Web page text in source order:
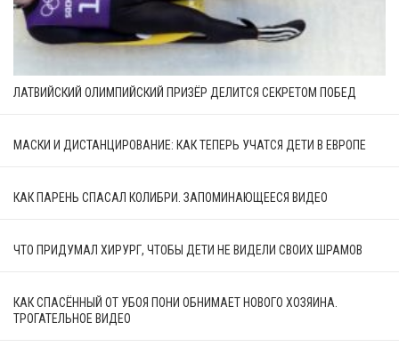
ЛАТВИЙСКИЙ ОЛИМПИЙСКИЙ ПРИЗЁР ДЕЛИТСЯ СЕКРЕТОМ ПОБЕД
МАСКИ И ДИСТАНЦИРОВАНИЕ: КАК ТЕПЕРЬ УЧАТСЯ ДЕТИ В ЕВРОПЕ
КАК ПАРЕНЬ СПАСАЛ КОЛИБРИ. ЗАПОМИНАЮЩЕЕСЯ ВИДЕО
ЧТО ПРИДУМАЛ ХИРУРГ, ЧТОБЫ ДЕТИ НЕ ВИДЕЛИ СВОИХ ШРАМОВ
КАК СПАСЁННЫЙ ОТ УБОЯ ПОНИ ОБНИМАЕТ НОВОГО ХОЗЯИНА.
ТРОГАТЕЛЬНОЕ ВИДЕО